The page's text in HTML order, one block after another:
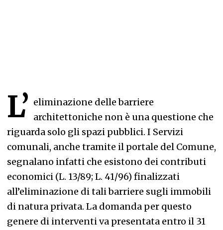
L’ eliminazione delle barriere
architettoniche non è una questione che
riguarda solo gli spazi pubblici. I Servizi
comunali, anche tramite il portale del Comune,
segnalano infatti che esistono dei contributi
economici (L. 13/89; L. 41/96) finalizzati
all’eliminazione di tali barriere sugli immobili
di natura privata. La domanda per questo
genere di interventi va presentata entro il 31